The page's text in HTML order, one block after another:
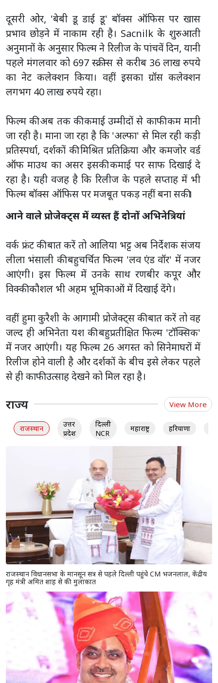
दूसरी ओर, 'बेबी डू डाई डू' बॉक्स ऑफिस पर खास
प्रभाव छोड़ने में नाकाम रही है। Sacnilk के शुरुआती
अनुमानों के अनुसार फिल्म ने रिलीज के पांचवें दिन, यानी
पहले मंगलवार को 697 स्क्रीन्स से करीब 36 लाख रुपये
का नेट कलेक्शन किया। वहीं इसका ग्रॉस कलेक्शन
लगभग 40 लाख रुपये रहा।
फिल्म की अब तक की कमाई उम्मीदों से काफी कम मानी
जा रही है। माना जा रहा है कि 'अल्फा' से मिल रही कड़ी
प्रतिस्पर्धा, दर्शकों की मिश्रित प्रतिक्रिया और कमजोर वर्ड
ऑफ माउथ का असर इसकी कमाई पर साफ दिखाई दे
रहा है। यही वजह है कि रिलीज के पहले सप्ताह में भी
फिल्म बॉक्स ऑफिस पर मजबूत पकड़ नहीं बना सकी।
आने वाले प्रोजेक्ट्स में व्यस्त हैं दोनों अभिनेत्रियां
वर्क फ्रंट की बात करें तो आलिया भट्ट अब निर्देशक संजय
लीला भंसाली की बहुचर्चित फिल्म 'लव एंड वॉर' में नजर
आएंगी। इस फिल्म में उनके साथ रणबीर कपूर और
विक्की कौशल भी अहम भूमिकाओं में दिखाई देंगे।
वहीं हुमा कुरैशी के आगामी प्रोजेक्ट्स की बात करें तो वह
जल्द ही अभिनेता यश की बहुप्रतीक्षित फिल्म 'टॉक्सिक'
में नजर आएंगी। यह फिल्म 26 अगस्त को सिनेमाघरों में
रिलीज होने वाली है और दर्शकों के बीच इसे लेकर पहले
से ही काफी उत्साह देखने को मिल रहा है।
राज्य View More
राजस्थान
उत्तर
प्रदेश
दिल्ली
NCR
महाराष्ट्र हरियाणा
राजस्थान विधानसभा के मानसून सत्र से पहले दिल्ली पहुंचे CM भजनलाल, केंद्रीय
गृह मंत्री अमित शाह से की मुलाकात